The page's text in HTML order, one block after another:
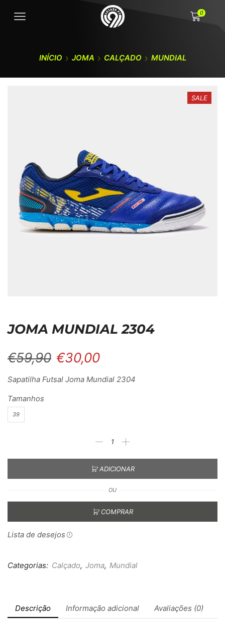
0
INÍCIO JOMA CALÇADO MUNDIAL
SALE
JOMA MUNDIAL 2304
€59,90 €30,00
Sapatilha Futsal Joma Mundial 2304
Tamanhos
39
ADICIONAR
OU
COMPRAR
Lista de desejos
Categorias: Calçado, Joma, Mundial
Descrição Informação adicional Avaliações (0)